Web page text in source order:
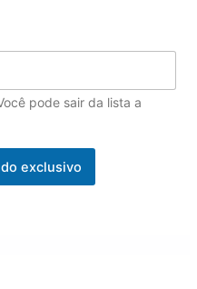
pode sair da lista a
exclusivo